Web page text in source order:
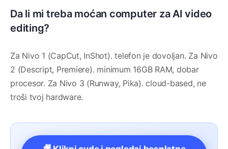
Da li mi treba moćan computer za AI video
editing?
Za Nivo 1 (CapCut, InShot). telefon je dovoljan. Za Nivo
2 (Descript, Premiere). minimum 16GB RAM, dobar
procesor. Za Nivo 3 (Runway, Pika). cloud-based, ne
troši tvoj hardware.